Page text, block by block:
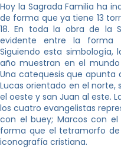
Hoy la Sagrada Familia ha
de forma que ya tiene 13
18. En toda la obra de la
evidente entre la forma
Siguiendo esta simbología,
año muestran en el
Una catequesis que apunta
Lucas orientado en el norte,
el oeste y san Juan al este.
los cuatro evangelistas
con el buey; Marcos con
forma que el tetramorfo
iconografía cristiana.